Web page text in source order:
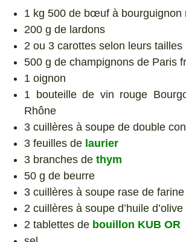
1 kg 500 de bœuf à bourguignon
200 g de lardons
2 ou 3 carottes selon leurs tailles
500 g de champignons de Paris
1 oignon
1 bouteille de vin rouge
Rhône
3 cuillères à soupe de double
3 feuilles de laurier
3 branches de thym
50 g de beurre
3 cuillères à soupe rase de farine
2 cuillères à soupe d’huile d’olive
2 tablettes de bouillon KUB OR